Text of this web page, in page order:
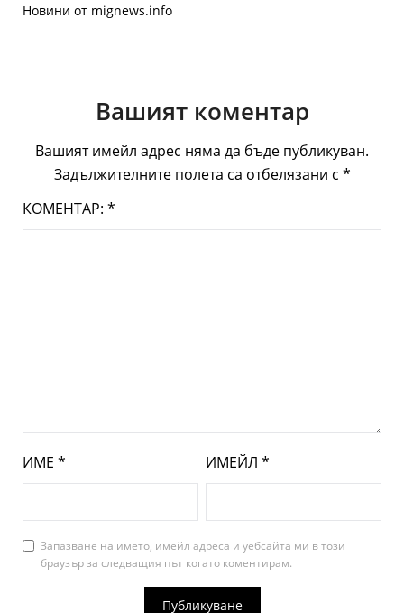
Новини от mignews.info
Вашият коментар
Вашият имейл адрес няма да бъде публикуван.
Задължителните полета са отбелязани с *
КОМЕНТАР: *
ИМЕ * ИМЕЙЛ *
Запазване на името, имейл адреса и уебсайта ми в този
браузър за следващия път когато коментирам.